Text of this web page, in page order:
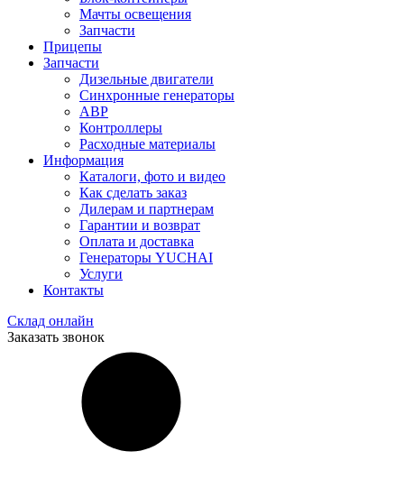
Мачты освещения
Запчасти
Прицепы
Запчасти
Дизельные двигатели
Синхронные генераторы
АВР
Контроллеры
Расходные материалы
Информация
Каталоги, фото и видео
Как сделать заказ
Дилерам и партнерам
Гарантии и возврат
Оплата и доставка
Генераторы YUCHAI
Услуги
Контакты
Склад онлайн
Заказать звонок